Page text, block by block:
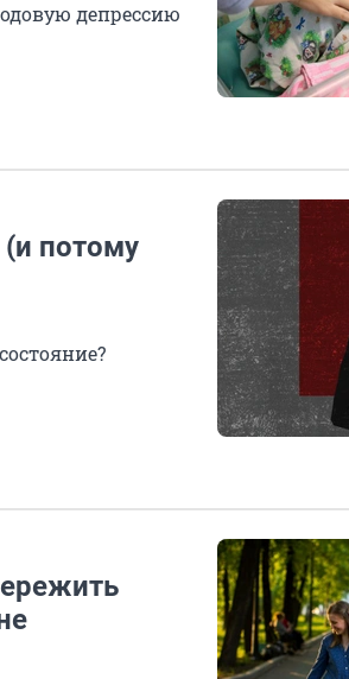
депрессию
потому